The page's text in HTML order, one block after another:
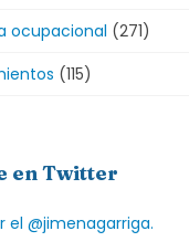
ocupacional (271)
(115)
en Twitter
el @jimenagarriga.